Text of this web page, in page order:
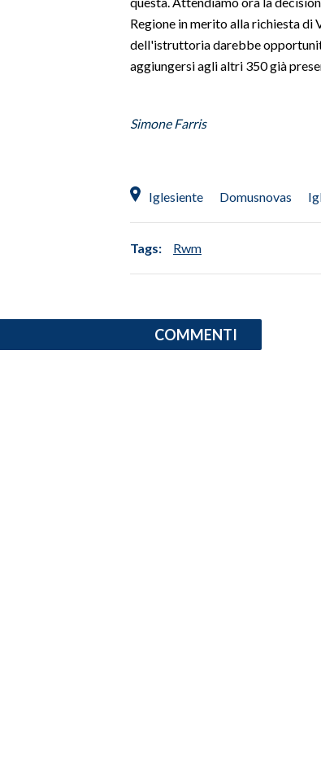
Regione in merito alla richiesta
dell'istruttoria darebbe
aggiungersi agli altri 350 già
Simone Farris
Iglesiente Domusnovas
Tags: Rwm
COMMENTI